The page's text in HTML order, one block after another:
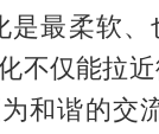
是最柔软、
不仅能拉
和谐的交